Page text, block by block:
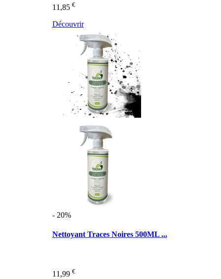
11,85 €
Découvrir
- 20%
Nettoyant Traces Noires 500ML ...
11,99 €